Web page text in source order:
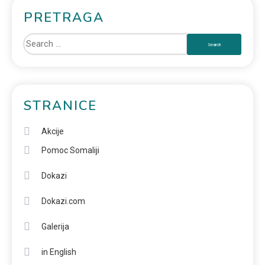
PRETRAGA
STRANICE
Akcije
Pomoc Somaliji
Dokazi
Dokazi.com
Galerija
in English